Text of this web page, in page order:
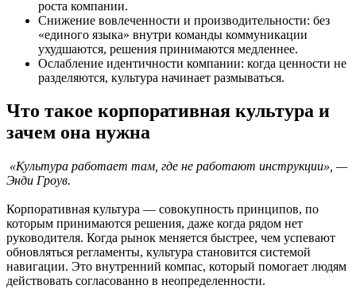
роста компании.
Снижение вовлеченности и производительности: без
«единого языка» внутри команды коммуникации
ухудшаются, решения принимаются медленнее.
Ослабление идентичности компании: когда ценности не
разделяются, культура начинает размываться.
Что такое корпоративная культура и
зачем она нужна
«Культура работает там, где не работают инструкции», —
Энди Гроув.
Корпоративная культура — совокупность принципов, по
которым принимаются решения, даже когда рядом нет
руководителя. Когда рынок меняется быстрее, чем успевают
обновляться регламенты, культура становится системой
навигации. Это внутренний компас, который помогает людям
действовать согласованно в неопределенности.